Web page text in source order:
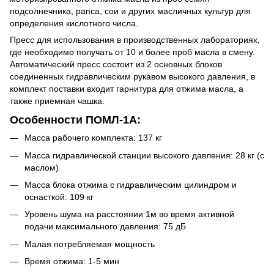
подсолнечника, рапса, сои и других масличных культур для
определения кислотного числа.
Пресс для использования в производственных лабораториях,
где необходимо получать от 10 и более проб масла в смену.
Автоматический пресс состоит из 2 основных блоков
соединенных гидравлическим рукавом высокого давления, в
комплект поставки входит гарнитура для отжима масла, а
также приемная чашка.
Особенности ПОМЛ-1А:
Масса рабочего комплекта: 137 кг
Масса гидравлической станции высокого давления: 28 кг (с
маслом)
Масса блока отжима с гидравлическим цилиндром и
оснасткой: 109 кг
Уровень шума на расстоянии 1м во время активной
подачи максимального давления: 75 дБ
Малая потребляемая мощность
Время отжима: 1-5 мин